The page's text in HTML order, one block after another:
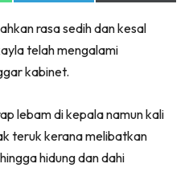
on
on
(Twitter)
rasa sedih dan kesal
telah mengalami
kabinet.
lebam di kepala namun kali
teruk kerana melibatkan
hidung dan dahi